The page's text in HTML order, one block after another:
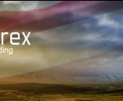
即时开户